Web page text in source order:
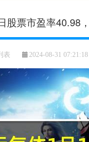
股票市盈率40.98
表 2024-08-31 07:21:18